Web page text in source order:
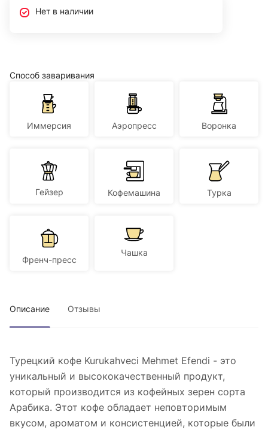
Нет в наличии
Способ заваривания
Иммерсия Аэропресс Воронка
Гейзер Кофемашина Турка
Френч-пресс
Чашка
Описание Отзывы
Турецкий кофе Kurukahveci Mehmet Efendi - это
уникальный и высококачественный продукт,
который производится из кофейных зерен сорта
Арабика. Этот кофе обладает неповторимым
вкусом, ароматом и консистенцией, которые были